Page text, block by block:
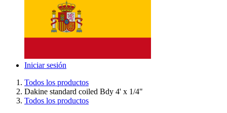
Iniciar sesión
Todos los productos
Dakine standard coiled Bdy 4' x 1/4"
Todos los productos